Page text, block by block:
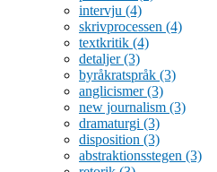
intervju (4)
skrivprocessen (4)
textkritik (4)
detaljer(3)
byråkratspråk (3)
anglicismer(3)
new journalism (3)
dramaturgi (3)
disposition (3)
abstraktionsstegen (3)